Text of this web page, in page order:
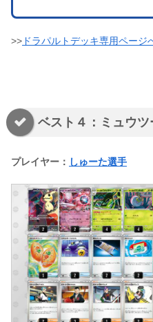
>> ドラパルトデッキ専用ページ
ベスト４：ミュウ
プレイヤー： しゅーた選手